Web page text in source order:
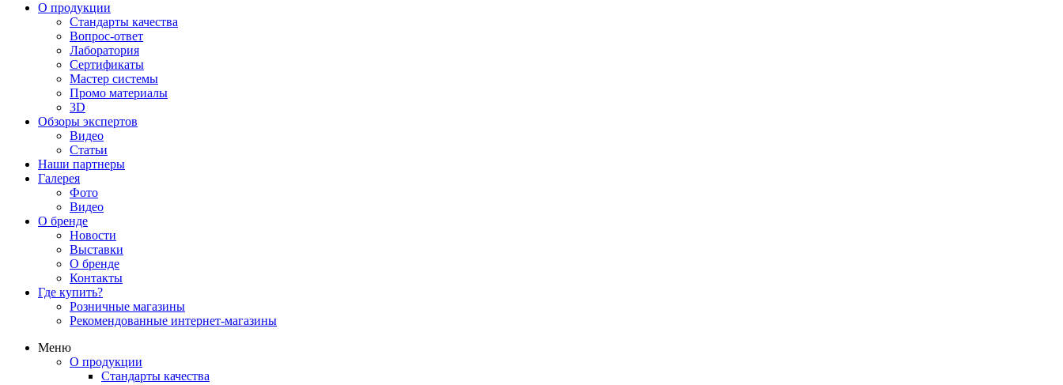
О продукции
Стандарты качества
Вопрос-ответ
Лаборатория
Сертификаты
Мастер системы
Промо материалы
3D
Обзоры экспертов
Видео
Статьи
Наши партнеры
Галерея
Фото
Видео
О бренде
Новости
Выставки
О бренде
Контакты
Где купить?
Розничные магазины
Рекомендованные интернет-магазины
Меню
О продукции
Стандарты качества